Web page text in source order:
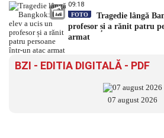
09:18
FOTO
Tragedie lângă
profesor și a rănit patru
armat
BZI - EDITIA DIGITALĂ - PDF
07 august 2026